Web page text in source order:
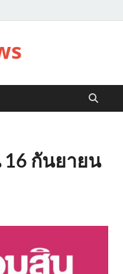
กันยายน